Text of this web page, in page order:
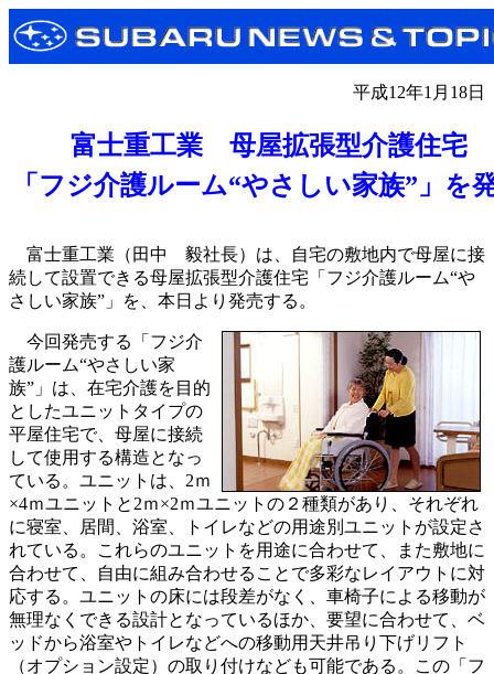
平成12年1月18日
富士重工業 母屋拡張型介護住宅
「フジ介護ルーム“やさしい家族”」を
富士重工業（田中 毅社長）は、自宅の敷地内で母屋に接
続して設置できる母屋拡張型介護住宅「フジ介護ルーム“や
さしい家族”」を、本日より発売する。
今回発売する「フジ介
護ルーム“やさしい家
族”」は、在宅介護を目的
としたユニットタイプの
平屋住宅で、母屋に接続
して使用する構造となっ
ている。ユニットは、2ｍ
×4ｍユニットと2ｍ×2ｍユニットの２種類があり、それぞれ
に寝室、居間、浴室、トイレなどの用途別ユニットが設定さ
れている。これらのユニットを用途に合わせて、また敷地に
合わせて、自由に組み合わせることで多彩なレイアウトに対
応する。ユニットの床には段差がなく、車椅子による移動が
無理なくできる設計となっているほか、要望に合わせて、ベ
ッドから浴室やトイレなどへの移動用天井吊り下げリフト
（オプション設定）の取り付けなども可能である。この「フ